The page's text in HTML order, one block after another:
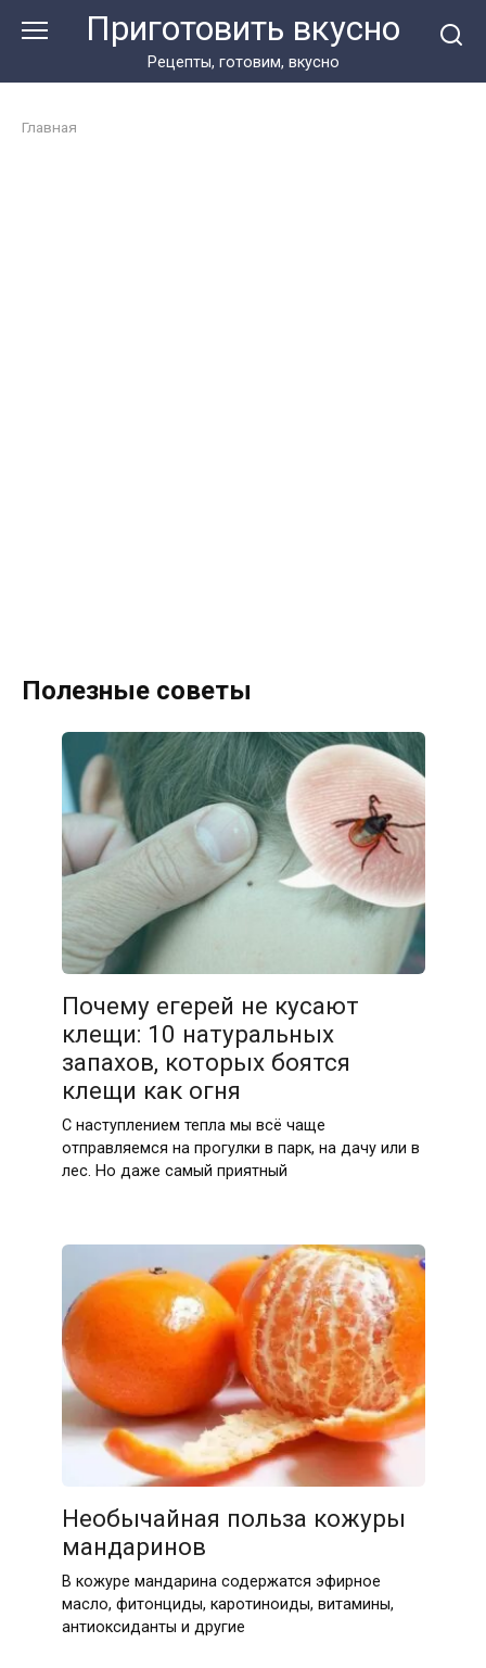
Приготовить вкусно
Рецепты, готовим, вкусно
Главная
Полезные советы
Почему егерей не кусают
клещи: 10 натуральных
запахов, которых боятся
клещи как огня
С наступлением тепла мы всё чаще
отправляемся на прогулки в парк, на дачу или в
лес. Но даже самый приятный
Необычайная польза кожуры
мандаринов
В кожуре мандарина содержатся эфирное
масло, фитонциды, каротиноиды, витамины,
антиоксиданты и другие